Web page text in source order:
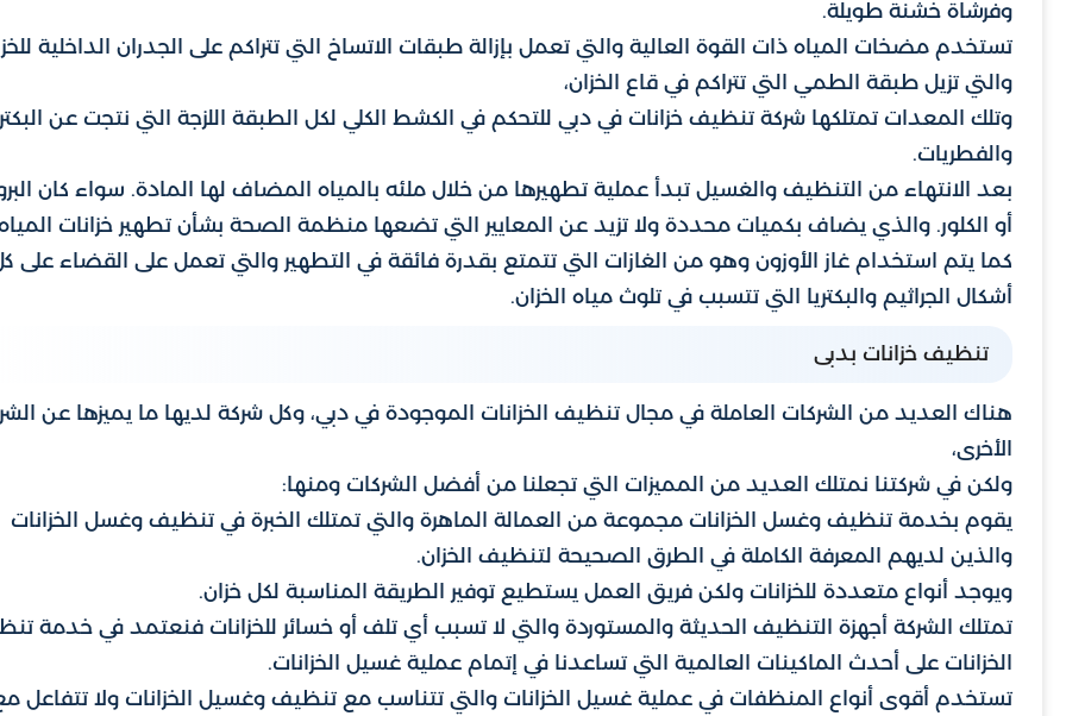
وفرشاة خشنة طويلة.
تستخدم مضخات المياه ذات القوة العالية والتي تعمل بإزالة طبقات الاتساخ التي تتراكم على الجدران الداخلية
والتي تزيل طبقة الطمي التي تتراكم في قاع الخزان،
وتلك المعدات تمتلكها شركة تنظيف خزانات في دبي للتحكم في الكشط الكلي لكل الطبقة اللزجة التي نتجت عن
والفطريات.
بعد الانتهاء من التنظيف والغسيل تبدأ عملية تطهيرها من خلال ملئه بالمياه المضاف لها المادة. سواء كان
أو الكلور. والذي يضاف بكميات محددة ولا تزيد عن المعايير التي تضعها منظمة الصحة بشأن تطهير خزانات
كما يتم استخدام غاز الأوزون وهو من الغازات التي تتمتع بقدرة فائقة في التطهير والتي تعمل على القضاء على
أشكال الجراثيم والبكتريا التي تتسبب في تلوث مياه الخزان.
تنظيف خزانات بدبى
هناك العديد من الشركات العاملة في مجال تنظيف الخزانات الموجودة في دبي، وكل شركة لديها ما يميزها عن
الأخرى،
ولكن في شركتنا نمتلك العديد من المميزات التي تجعلنا من أفضل الشركات ومنها:
يقوم بخدمة تنظيف وغسل الخزانات مجموعة من العمالة الماهرة والتي تمتلك الخبرة في تنظيف وغسل الخزانات
والذين لديهم المعرفة الكاملة في الطرق الصحيحة لتنظيف الخزان.
ويوجد أنواع متعددة للخزانات ولكن فريق العمل يستطيع توفير الطريقة المناسبة لكل خزان.
تمتلك الشركة أجهزة التنظيف الحديثة والمستوردة والتي لا تسبب أي تلف أو خسائر للخزانات فنعتمد في خدمة
الخزانات على أحدث الماكينات العالمية التي تساعدنا في إتمام عملية غسيل الخزانات.
تستخدم أقوى أنواع المنظفات في عملية غسيل الخزانات والتي تتناسب مع تنظيف وغسيل الخزانات ولا تتفاعل